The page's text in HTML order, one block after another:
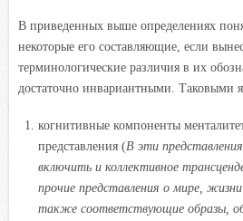
В приведенных выше определениях
некоторые его составляющие, если
терминологические различия в их
достаточно инвариантными. Таковыми
когнитивные компоненты
представления (В эти
включить и коллективное
прочие представления о мире,
также соответствующие образы,